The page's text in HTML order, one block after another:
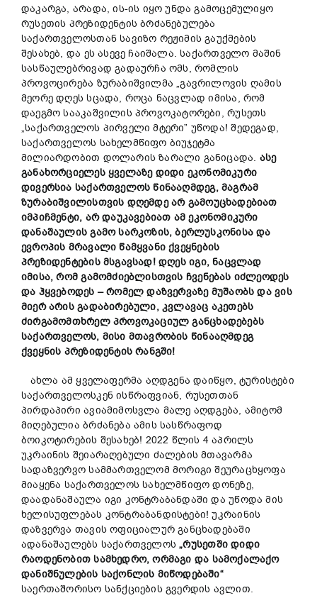
დაკარგა, არადა, ის-ის იყო უნდა გამოცემულიყო
რუსეთის პრეზიდენტის ბრძანებულება
საქართველოსთან სავიზო რეჟიმის გაუქმების
შესახებ, და ეს ასევე ჩაიშალა. საქართველო მაშინ
სასწაულებრივად გადაურჩა ომს, რომლის
პროვოცირება ზურაბიშვილმა „გავრილოვის ღამის
მეორე დღეს სცადა, როცა ნაცვლად იმისა, რომ
დაეგმო სააკაშვილის პროვოკატორები, რუსეთს
„საქართველოს პირველი მტერი” უწოდა! შედეგად,
საქართველოს სახელმწიფო ბიუჯეტმა
მილიარდობით დოლარის ზარალი განიცადა. ასე
განახორციელეს ყველაზე დიდი ეკონომიკური
დივერსია საქართველოს წინააღმდეგ, მაგრამ
ზურაბიშვილისთვის დღემდეარ გამოუცხადებიათ
იმპიჩმენტი, არდაუკავებიათ ამ ეკონომიკური
დანაშაულის გამო სარკოზის, ბერლუსკონისა და
ევროპის მრავალი წამყვანიქვეყნების
პრეზიდენტების მსგავსად!დღეს იგი,ნაცვლად
იმისა,რომგამომძიებლისთვის ჩვენებას იძლეოდეს
და ჰყვებოდეს –რომელდაზვერვაზე მუშაობს და ვის
მიერ არის გადაბირებული,კვლავაც აკეთებს
ძირგამომთხრელ პროვოკაციულგანცხადებებს
საქართველოს, მისი მთავრობის წინააღმდეგ
ქვეყნის პრეზიდენტისრანგში!
ახლა ამ ყველაფერმა აღდგენა დაიწყო, ტურისტები
საქართველოსკენ ისწრაფვიან, რუსეთთან
პირდაპირი ავიამიმოსვლა მალე აღდგება, ამიტომ
მიღებულია ბრძანება ამის სასწრაფოდ
ბოიკოტირების შესახებ! 2022 წლის 4 აპრილს
უკრაინის შეიარაღებული ძალების მთავარმა
სადაზვერვო სამმართველომ მორიგი შეურაცხყოფა
მიაყენა საქართველოს სახელმწიფო დონეზე,
დაადანაშაულა იგი კონტრაბანდაში და უწოდა მის
ხელისუფლებას კონტრაბანდისტები! უკრაინის
დაზვერვა თავის ოფიციალურ განცხადებაში
ადანაშაულებს საქართველოს„რუსეთში დიდი
რაოდენობითსამხედრო,ორმაგი და სამოქალაქო
დანიშნულების საქონლის მიწოდებაში“
საერთაშორისო სანქციების გვერდის ავლით.